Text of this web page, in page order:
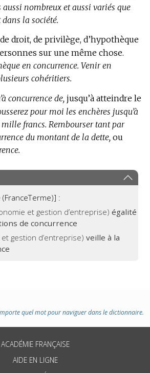
aussi nombreux et aussi variés que
la société.
droit, de privilège, d’hypothèque
sur une même chose.
en concurrence. Venir en
cohéritiers.
concurrence de, jusqu’à atteindre le
pour moi les enchères jusqu’à
francs. Rembourser tant par
du montant de la dette, ou
:
et gestion d’entreprise)égalité
de concurrence
et gestion d’entreprise)veille à la
quel mot pour naviguer dans le dictionnaire.
ACADÉMIE FRANÇAISE
AIDE EN LIGNE